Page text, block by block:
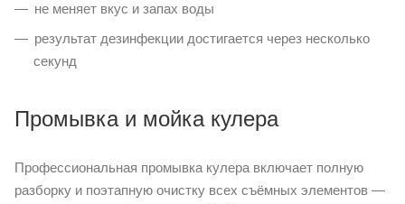
не меняет вкус и запах воды
результат дезинфекции достигается через несколько
секунд
Промывка и мойка кулера
Профессиональная промывка кулера включает полную
разборку и поэтапную очистку всех съёмных элементов —